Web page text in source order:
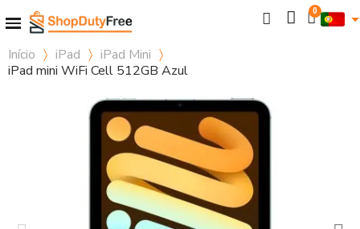
Início iPad
iPad Mini
iPad mini WiFi Cell 512GB Azul